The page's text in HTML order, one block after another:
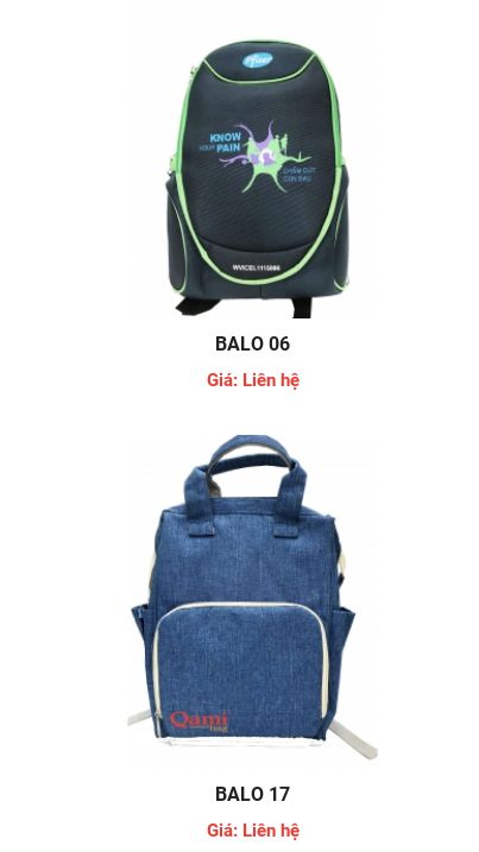
BALO 06
Giá: Liên hệ
BALO 17
Giá: Liên hệ